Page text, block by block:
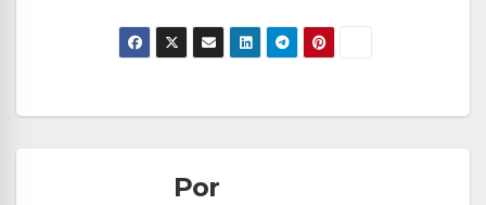
Navegación
entradasPor